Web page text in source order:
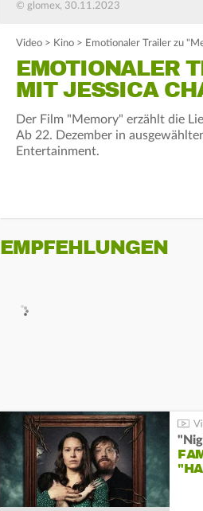
© glomex, 30.11.2023
Video > Kino > Emotionaler Trailer zu
EMOTIONALER
MIT JESSICA
Der Film "Memory" erzählt die
Ab 22. Dezember in
Entertainment.
EMPFEHLUNGEN